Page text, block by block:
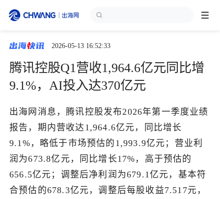
跨境展会
出海服务
出海资讯
跨境报告
出海导航
2026-05-13 16:52:33
腾讯控股Q1营收1,964.6亿元同比增
9.1%，AI投入达370亿元
出海网消息，腾讯控股发布2026年第一季度业绩
报告，期内营收达1,964.6亿元，同比增长
9.1%，略低于市场预估的1,993.9亿元；营业利
润为673.8亿元，同比增长17%，高于预估的
656.5亿元；调整后净利润为679.1亿元，基本符
合预估的678.3亿元，调整后每股收益7.517元，